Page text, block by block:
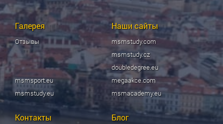
Галерея
Отзывы
Наши сайты
msmstudy.com
msmstudy.cz
doubledegree.eu
msmsport.eu
msmstudy.eu
megaakce.com
msmacademy.eu
Контакты Блог